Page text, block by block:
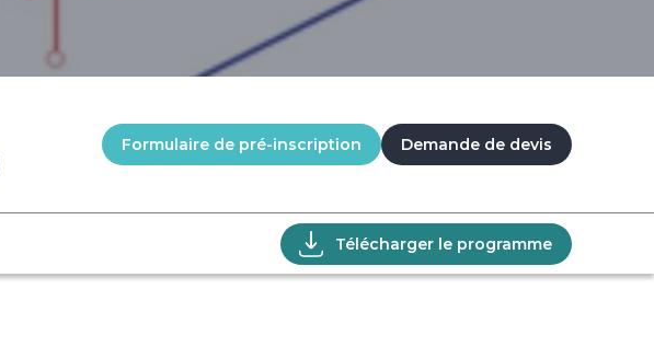
Formulaire de pré-inscription Demande de devis
Télécharger le programme